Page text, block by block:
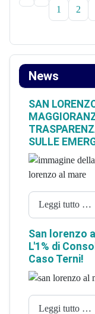
1 2
News
SAN
SULLE
Leggi tutto …
San lorenzo
L'1% di
Caso Terni!
Leggi tutto …